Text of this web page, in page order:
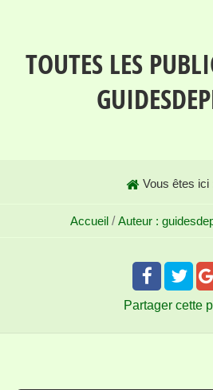
TOUTES LES
Vous êtes ici
Accueil / Auteur :
Partager cette